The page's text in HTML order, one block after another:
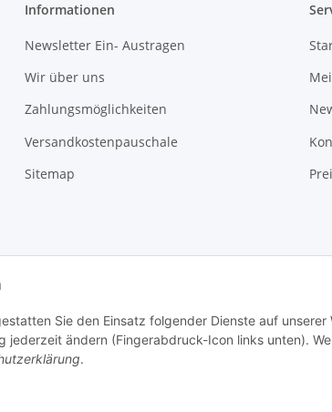
Sie den Einsatz folgender Dienste auf unserer
jederzeit ändern (Fingerabdruck-Icon links unten).
.
Informationen
Newsletter Ein- Austragen
Wir über uns
Zahlungsmöglichkeiten
Versandkostenpauschale
Sitemap
Vertrag